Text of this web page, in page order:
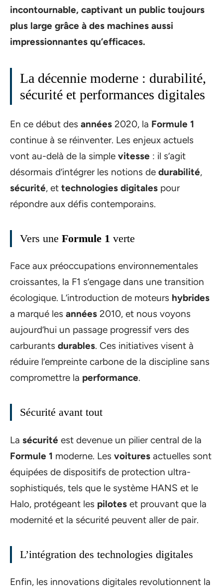
incontournable, captivant un public toujours
plus large grâce à des machines aussi
impressionnantes qu’efficaces.
La décennie moderne : durabilité,
sécurité et performances digitales
En ce début des années 2020, la Formule 1
continue à se réinventer. Les enjeux actuels
vont au-delà de la simple vitesse : il s’agit
désormais d’intégrer les notions de durabilité,
sécurité, et technologies digitales pour
répondre aux défis contemporains.
Vers une Formule 1 verte
Face aux préoccupations environnementales
croissantes, la F1 s’engage dans une transition
écologique. L’introduction de moteurs hybrides
a marqué les années 2010, et nous voyons
aujourd’hui un passage progressif vers des
carburants durables. Ces initiatives visent à
réduire l’empreinte carbone de la discipline sans
compromettre la performance.
Sécurité avant tout
La sécurité est devenue un pilier central de la
Formule 1 moderne. Les voitures actuelles sont
équipées de dispositifs de protection ultra-
sophistiqués, tels que le système HANS et le
Halo, protégeant les pilotes et prouvant que la
modernité et la sécurité peuvent aller de pair.
L’intégration des technologies digitales
Enfin, les innovations digitales revolutionnent la